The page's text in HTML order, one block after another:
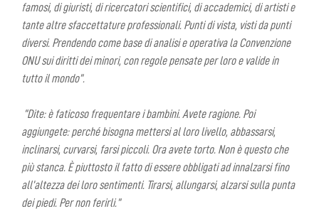
famosi, di giuristi, di ricercatori scientifici, di accademici, di artisti e
tante altre sfaccettature professionali. Punti di vista, visti da punti
diversi. Prendendo come base di analisi e operativa la Convenzione
ONU sui diritti dei minori, con regole pensate per loro e valide in
tutto il mondo”.
“Dite: è faticoso frequentare i bambini. Avete ragione. Poi
aggiungete: perché bisogna mettersi al loro livello, abbassarsi,
inclinarsi, curvarsi, farsi piccoli. Ora avete torto. Non è questo che
più stanca. È piuttosto il fatto di essere obbligati ad innalzarsi fino
all’altezza dei loro sentimenti. Tirarsi, allungarsi, alzarsi sulla punta
dei piedi. Per non ferirli.”